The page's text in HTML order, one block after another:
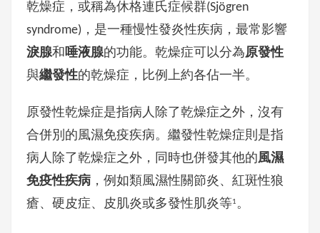
乾燥症，或稱為休格連氏症候群(Sjögren
syndrome)，是一種慢性發炎性疾病，最常影響
淚腺和唾液腺的功能。乾燥症可以分為原發性
與繼發性的乾燥症，比例上約各佔一半。
原發性乾燥症是指病人除了乾燥症之外，沒有
合併別的風濕免疫疾病。繼發性乾燥症則是指
病人除了乾燥症之外，同時也併發其他的風濕
免疫性疾病，例如類風濕性關節炎、紅斑性狼
瘡、硬皮症、皮肌炎或多發性肌炎等1。